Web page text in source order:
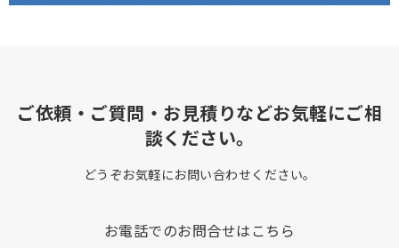
ご依頼・ご質問・お見積りなどお気軽にご相
談ください。
どうぞお気軽にお問い合わせください。
お電話でのお問合せはこちら